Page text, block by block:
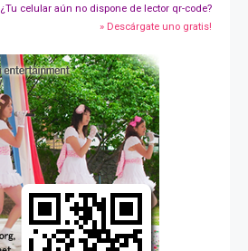
¿Tu celular aún no dispone de lector qr-code?
» Descárgate uno gratis!